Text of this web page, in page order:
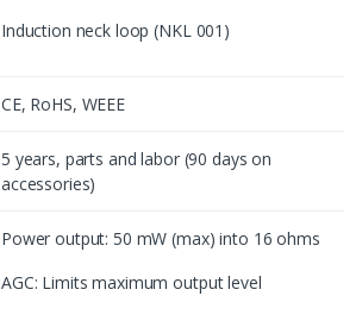
Induction neck loop (NKL 001)
CE, RoHS, WEEE
5 years, parts and labor (90 days on
accessories)
Power output: 50 mW (max) into 16 ohms
AGC: Limits maximum output level